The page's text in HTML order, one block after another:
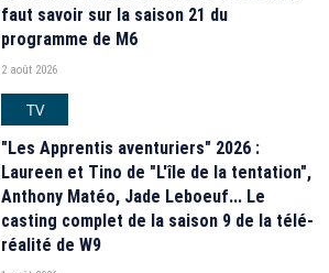
faut savoir sur la saison 21 du
programme de M6
2 août 2026
TV
"Les Apprentis aventuriers" 2026 :
Laureen et Tino de "L'île de la tentation",
Anthony Matéo, Jade Leboeuf... Le
casting complet de la saison 9 de la télé-
réalité de W9